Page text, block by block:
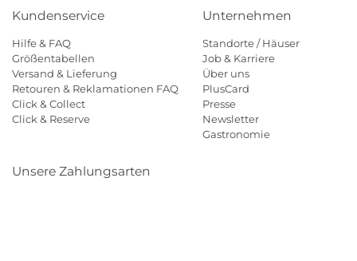
Kundenservice
Hilfe & FAQ
Größentabellen
Versand & Lieferung
Retouren & Reklamationen FAQ
Click & Collect
Click & Reserve
Unternehmen
Standorte / Häuser
Job & Karriere
Über uns
PlusCard
Presse
Newsletter
Gastronomie
Unsere Zahlungsarten